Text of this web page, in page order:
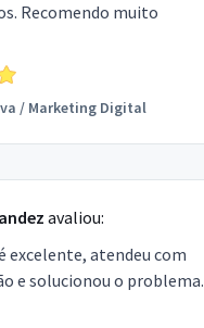
Recomendo muito
/ Marketing Digital
avaliou:
excelente, atendeu com
e solucionou o problema.